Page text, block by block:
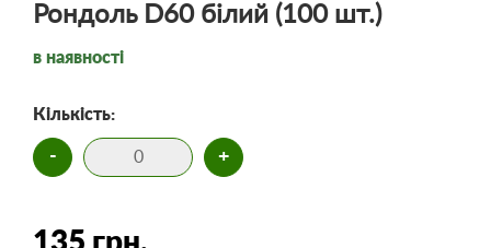
Рондоль D60 білий (100 шт.)
в наявності
Кількість:
- +